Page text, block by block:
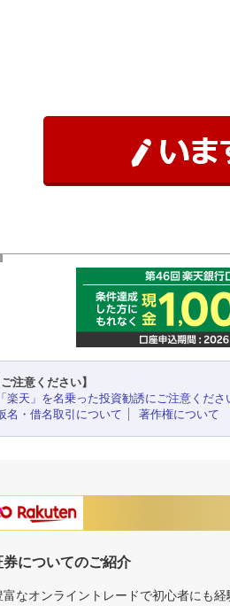
ご注意ください】
「楽天」を名乗った投資勧誘にご注意くださ
名・借名取引について
著作権について
についてのご紹介
なオンライントレードで初心者にも